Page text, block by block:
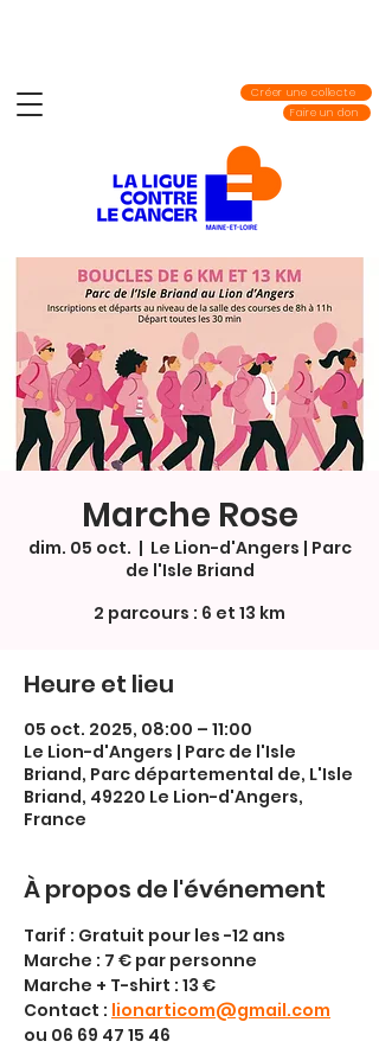
Créer une collecte
Faire un don
Marche Rose
dim. 05 oct.
  |
Le Lion-d'Angers | Parc
de l'Isle Briand
2 parcours : 6 et 13 km
Heure et lieu
05 oct. 2025, 08:00 – 11:00
Le Lion-d'Angers | Parc de l'Isle
Briand, Parc départemental de, L'Isle
Briand, 49220 Le Lion-d'Angers,
France
À propos de l'événement
Tarif : Gratuit pour les -12 ans
Marche : 7 € par personne
Marche + T-shirt : 13 €
Contact : lionarticom@gmail.com
ou 06 69 47 15 46